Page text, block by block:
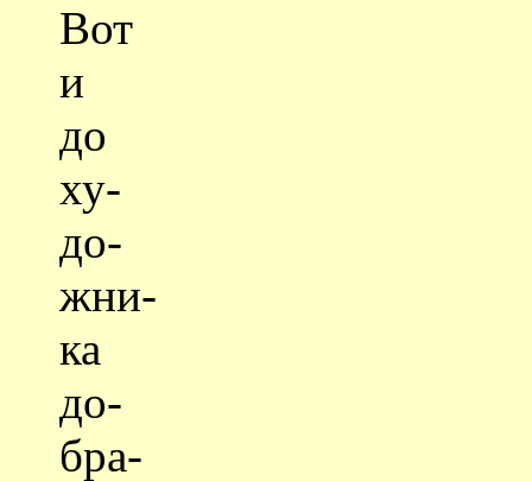
Вот
и
до
ху-
до-
жни-
ка
до-
бра-